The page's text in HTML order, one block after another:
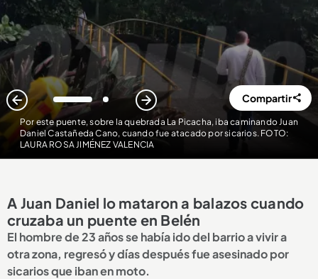
Por este puente, sobre la quebrada La Picacha, iba caminando Juan
Daniel Castañeda Cano, cuando fue atacado por sicarios. FOTO:
LAURA ROSA JIMÉNEZ VALENCIA
1 2 Compartir
A Juan Daniel lo mataron a balazos cuando
cruzaba un puente en Belén
El hombre de 23 años se había ido del barrio a vivir a
otra zona, regresó y días después fue asesinado por
sicarios que iban en moto.